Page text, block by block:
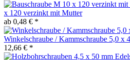
x 120 verzinkt mit Mutter
ab 0,48 € *
Winkelschraube / Kammschraube 5,0 x
12,66 € *